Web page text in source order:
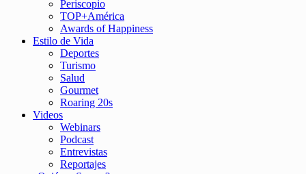
Periscopio
TOP+América
Awards of Happiness
Estilo de Vida
Deportes
Turismo
Salud
Gourmet
Roaring 20s
Videos
Webinars
Podcast
Entrevistas
Reportajes